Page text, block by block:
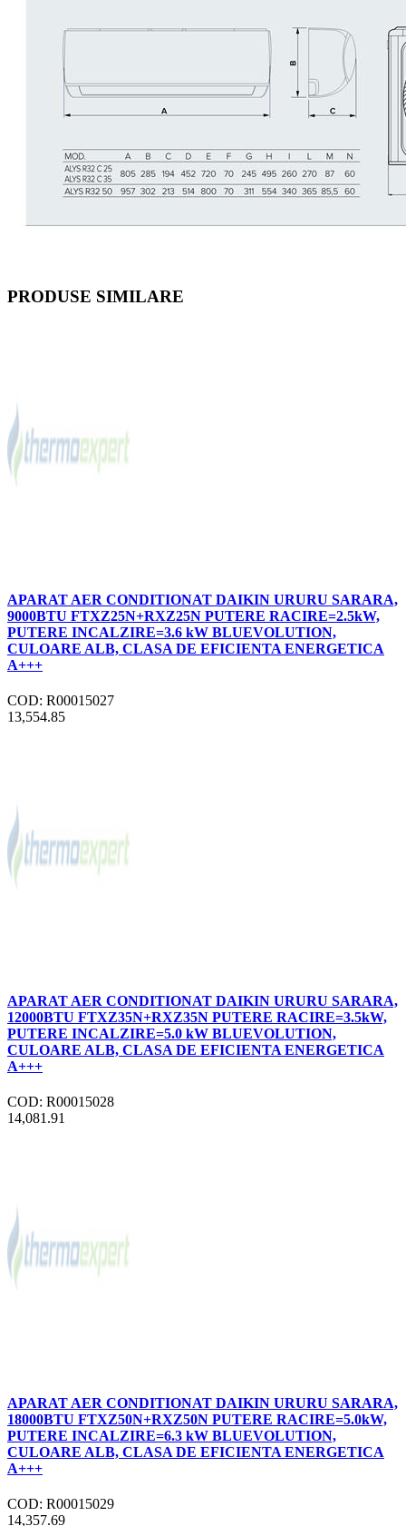
PRODUSE SIMILARE
APARAT AER CONDITIONAT DAIKIN URURU SARARA,
9000BTU FTXZ25N+RXZ25N PUTERE RACIRE=2.5kW,
PUTERE INCALZIRE=3.6 kW BLUEVOLUTION,
CULOARE ALB, CLASA DE EFICIENTA ENERGETICA
A+++
COD: R00015027
13,554.85
APARAT AER CONDITIONAT DAIKIN URURU SARARA,
12000BTU FTXZ35N+RXZ35N PUTERE RACIRE=3.5kW,
PUTERE INCALZIRE=5.0 kW BLUEVOLUTION,
CULOARE ALB, CLASA DE EFICIENTA ENERGETICA
A+++
COD: R00015028
14,081.91
APARAT AER CONDITIONAT DAIKIN URURU SARARA,
18000BTU FTXZ50N+RXZ50N PUTERE RACIRE=5.0kW,
PUTERE INCALZIRE=6.3 kW BLUEVOLUTION,
CULOARE ALB, CLASA DE EFICIENTA ENERGETICA
A+++
COD: R00015029
14,357.69